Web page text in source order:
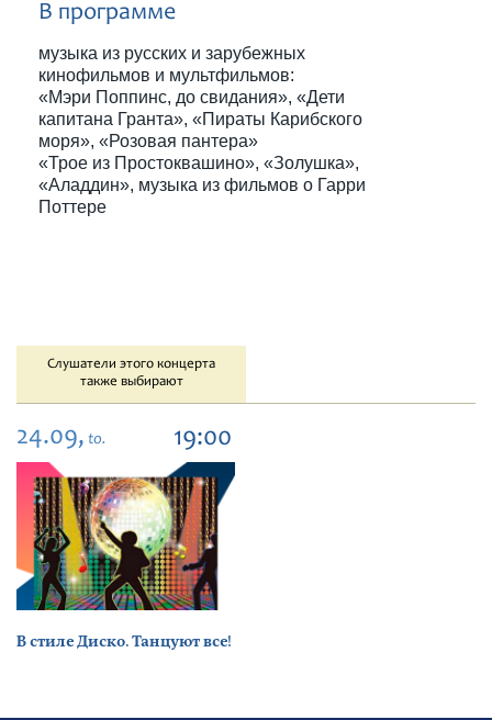
В программе
музыка из русских и зарубежных
кинофильмов и мультфильмов:
«Мэри Поппинс, до свидания», «Дети
капитана Гранта», «Пираты Карибского
моря», «Розовая пантера»
«Трое из Простоквашино», «Золушка»,
«Аладдин», музыка из фильмов о Гарри
Поттере
Слушатели этого концерта
также выбирают
24.09, to. 19:00
В стиле Диско. Танцуют все!